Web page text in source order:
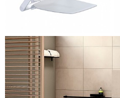
die unter dem Namen Cavere